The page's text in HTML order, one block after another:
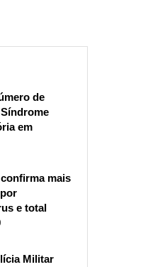
de
em
mais
e total
Militar